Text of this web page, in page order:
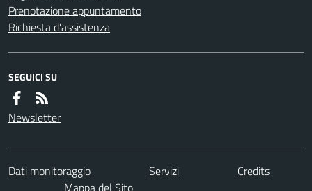
Prenotazione appuntamento
Richiesta d'assistenza
SEGUICI SU
Newsletter
Dati monitoraggio Servizi
Credits
Mappa del Sito